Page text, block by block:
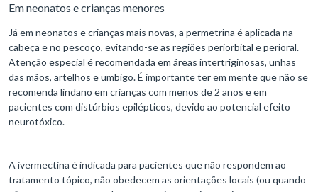
Em neonatos e crianças menores
Já em neonatos e crianças mais novas, a permetrina é aplicada na
cabeça e no pescoço, evitando-se as regiões periorbital e perioral.
Atenção especial é recomendada em áreas intertriginosas, unhas
das mãos, artelhos e umbigo. É importante ter em mente que não se
recomenda lindano em crianças com menos de 2 anos e em
pacientes com distúrbios epilépticos, devido ao potencial efeito
neurotóxico.
A ivermectina é indicada para pacientes que não respondem ao
tratamento tópico, não obedecem as orientações locais (ou quando